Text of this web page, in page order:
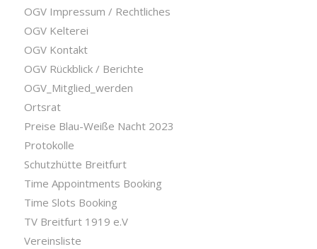
OGV Impressum / Rechtliches
OGV Kelterei
OGV Kontakt
OGV Rückblick / Berichte
OGV_Mitglied_werden
Ortsrat
Preise Blau-Weiße Nacht 2023
Protokolle
Schutzhütte Breitfurt
Time Appointments Booking
Time Slots Booking
TV Breitfurt 1919 e.V
Vereinsliste